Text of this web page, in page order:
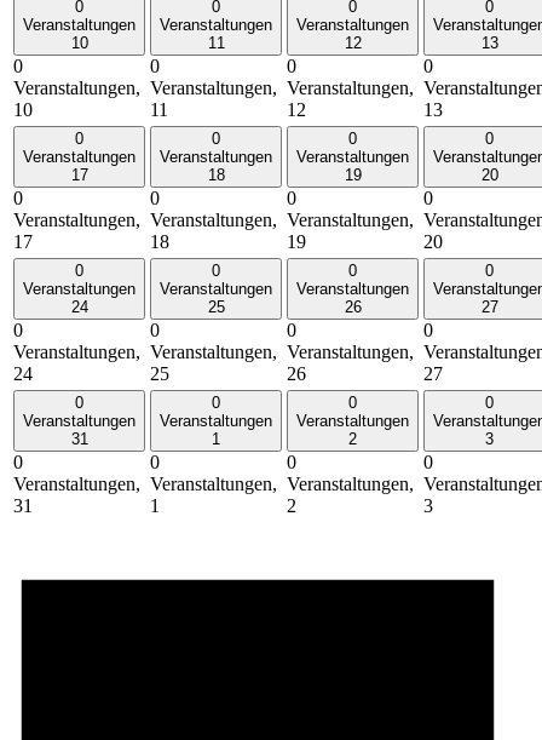
0
Veranstaltungen
10
0
Veranstaltungen,
10
0
Veranstaltungen
11
0
Veranstaltungen,
11
0
Veranstaltungen
12
0
Veranstaltungen,
12
0
13
0
13
0
Veranstaltungen
17
0
Veranstaltungen,
17
0
Veranstaltungen
18
0
Veranstaltungen,
18
0
Veranstaltungen
19
0
Veranstaltungen,
19
0
20
0
20
0
Veranstaltungen
24
0
Veranstaltungen,
24
0
Veranstaltungen
25
0
Veranstaltungen,
25
0
Veranstaltungen
26
0
Veranstaltungen,
26
0
27
0
27
0
Veranstaltungen
31
0
Veranstaltungen,
31
0
Veranstaltungen
1
0
Veranstaltungen,
1
0
Veranstaltungen
2
0
Veranstaltungen,
2
0
3
0
3